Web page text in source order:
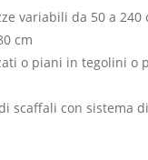
variabili da 50 a 240
cm
o piani in tegolini o
scaffali con sistema